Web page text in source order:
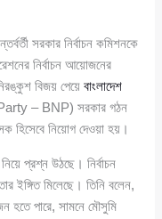
সরকার নির্বাচন কমিশনকে
নির্বাচন আয়োজনের
বিজয় পেয়েবাংলাদেশ
– BNP) সরকার গঠন
হিসেবে নিয়োগ দেওয়া হয়।
প্রশ্ন উঠছে। নির্বাচন
ইঙ্গিত মিলেছে। তিনি বলেন,
হতে পারে, সামনে মৌসুমি